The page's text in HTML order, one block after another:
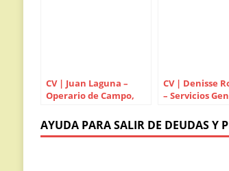
CV | Juan Laguna –
Operario de Campo,
CV | Denisse
– Servicios
Atención
AYUDA PARA SALIR DE DEUDAS Y